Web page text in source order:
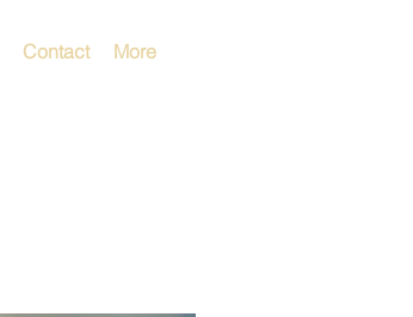
Contact More